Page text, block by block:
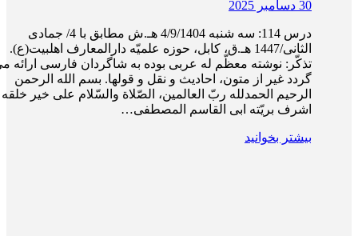
30 دسامبر 2025
درس 114: سه‌ شنبه 4/9/1404 هـ.ش مطابق با 4/ جمادی
الثانی/1447 هـ.ق، کابل، حوزه علمیّه دارالمعارف اهلبیت(ع).
تذکّر: نوشته معظّم له عربی بوده به شاگردان فارسی ارائه
گردد غیر از متون، احادیث و نقل و قول­ها. بسم الله الرحمن
الرحیم الحمدلله ربّ العالمین، الصّلاة والسّلام علی خیر
اشرف بریّته ابی القاسم المصطفی…
بیشتر بخوانید